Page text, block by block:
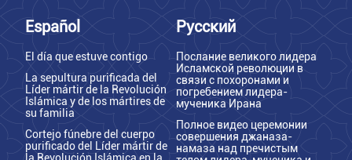
Español
El día que estuve contigo
La sepultura purificada del
Líder mártir de la Revolución
Islámica y de los mártires de
su familia
Cortejo fúnebre del cuerpo
purificado del Líder mártir de
la Revolución Islámica en la
Русский
Послание великого лидера
Исламской революции в
связи с похоронами и
погребением лидера-
мученика Ирана
Полное видео церемонии
совершения джаназа-
намаза над пречистым